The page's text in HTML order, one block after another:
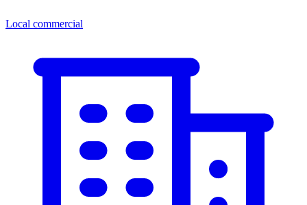
Local commercial